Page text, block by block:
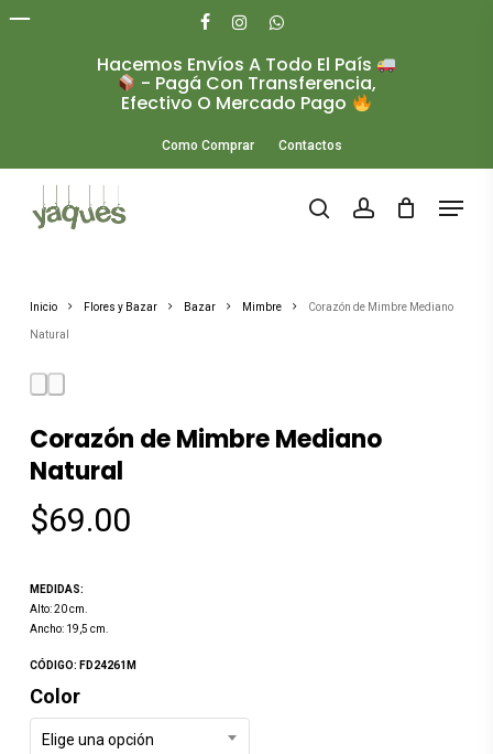
Hacemos Envíos A Todo El País
- Pagá Con Transferencia,
Efectivo O Mercado Pago
Como Comprar Contactos
search account
Menu
Inicio Flores y Bazar Bazar Mimbre Corazón de Mimbre Mediano
Natural
Corazón de Mimbre Mediano
Natural
$69.00
MEDIDAS:
Alto: 20 cm.
Ancho: 19,5 cm.
CÓDIGO: FD24261M
Color
Elige una opción